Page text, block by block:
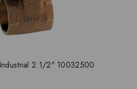
2.1/2" 10032500